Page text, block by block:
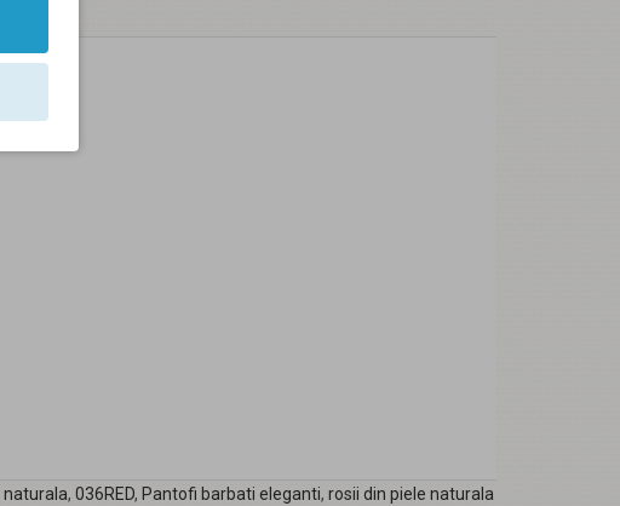
naturala, 036RED, Pantofi barbati eleganti, rosii din piele naturala